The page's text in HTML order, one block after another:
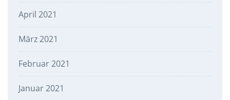
April 2021
März 2021
Februar 2021
Januar 2021